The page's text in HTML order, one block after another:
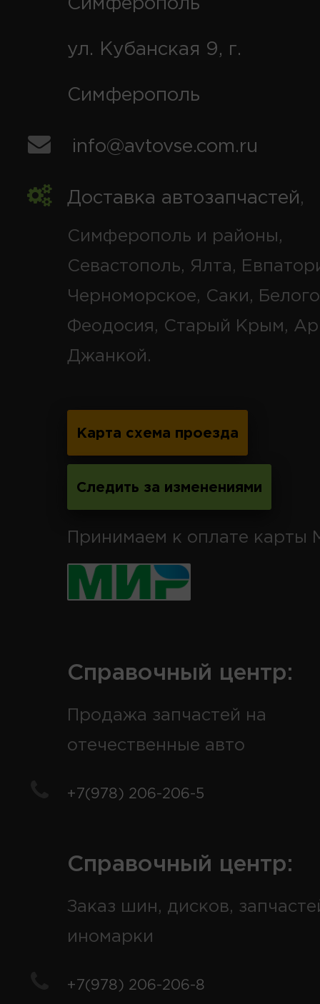
Симферополь
ул. Кубанская 9, г.
Симферополь
info@avtovse.com.ru
Доставка автозапчастей,
Симферополь и районы,
Севастополь, Ялта,
Черноморское, Саки,
Феодосия, Старый Крым,
Джанкой.
Карта схема проезда
Следить за изменениями
Принимаем к оплате карты
Справочный центр:
Продажа запчастей на
отечественные авто
+7(978) 206-206-5
Справочный центр:
Заказ шин, дисков,
иномарки
+7(978) 206-206-8